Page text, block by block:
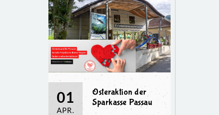
01
APR.
Osteraktion der
Sparkasse Passau